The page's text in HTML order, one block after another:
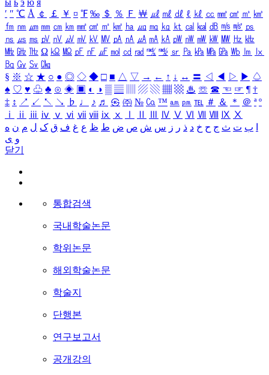
ы ь э ю я
′ ″ ℃ Å ￠ ￡ ￥ ¤ ℉ ‰ ＄ ％ Ｆ ￦ ㎕ ㎖ ㎗ ℓ ㎘ ㏄ ㎣ ㎤ ㎥ ㎦
㎙ ㎚ ㎛ ㎜ ㎝ ㎞ ㎟ ㎠ ㎡ ㎢ ㏊ ㎍ ㎎ ㎏ ㏏ ㎈ ㎉ ㏈ ㎧ ㎨ ㎰
㎱ ㎲ ㎳ ㎴ ㎵ ㎶ ㎷ ㎸ ㎹ ㎀ ㎁ ㎂ ㎃ ㎄ ㎺ ㎻ ㎽ ㎾ ㎿ ㎐ ㎑
㎒ ㎓ ㎔ Ω ㏀ ㏁ ㎊ ㎋ ㎌ ㏖ ㏅ ㎭ ㎮ ㎯ ㏛ ㎩ ㎪ ㎫ ㎬ ㏝ ㏐
㏓
㏃ ㏉ ㏜ ㏆
§ ※ ☆ ★ ○ ● ◎ ◇ ◆ □ ■ △ ▽ → ← ↑ ↓ ↔ 〓 ◁ ◀ ▷ ▶ ♤
♠ ♡ ♥ ♧ ♣ ⊙ ◈ ▣ ◐ ◑ ▒ ▤ ▨ ▧ ▦ ▩ ♨ ☏ ☎ ☜ ☞ ¶ †
‡ ↕ ↗ ↙ ↖ ↘ ♭ ♩ ♪ ♬ ㉿ ㈜ № ㏇ ™ ㏂ ㏘ ℡ ＃ ＆ ＊ ＠ ª º
ⅰ
ⅱ ⅲ ⅳ ⅴ ⅵ ⅶ ⅷ ⅸ ⅹ Ⅳ Ⅴ Ⅵ Ⅶ Ⅷ Ⅸ Ⅹ
ب ت ث ج ح خ د ذ ر ز س ش ص ض ط ظ ع غ ف ق ک ل م ن ه
و ی
닫기
통합검색
국내학술논문
학위논문
해외학술논문
학술지
단행본
연구보고서
공개강의